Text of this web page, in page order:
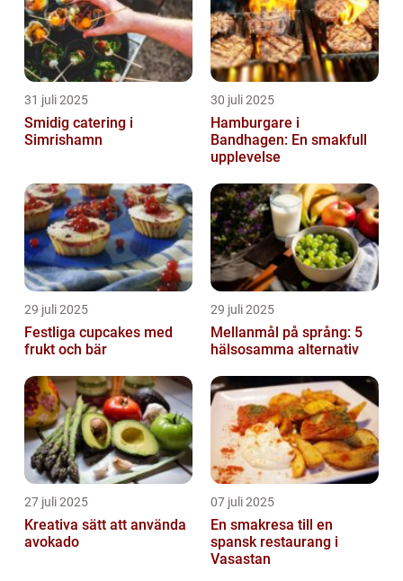
31 juli 2025
Smidig catering i
Simrishamn
30 juli 2025
Hamburgare i
Bandhagen: En smakfull
upplevelse
29 juli 2025
Festliga cupcakes med
frukt och bär
29 juli 2025
Mellanmål på språng: 5
hälsosamma alternativ
27 juli 2025
Kreativa sätt att använda
avokado
07 juli 2025
En smakresa till en
spansk restaurang i
Vasastan